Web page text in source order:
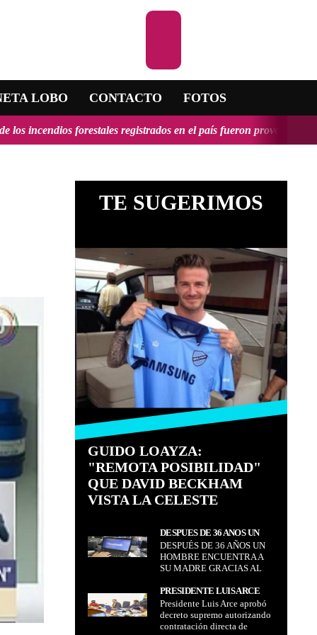
LOBO CONTACTO FOTOS
registrados en el país fueron provocados y tendrían, en
TE SUGERIMOS
GUIDO LOAYZA:
"REMOTA POSIBILIDAD"
QUE DAVID BECKHAM
VISTA LA CELESTE
DESPUÉS DE 36 AÑOS UN
HOMBRE ENCUENTRA A SU
MADRE GRACIAS AL
FACEBOOK
DESPUÉS DE 36 AÑOS UN
HOMBRE ENCUENTRA A
SU MADRE GRACIAS AL
PRESIDENTE LUIS ARCE
APROBÓ DECRETO
SUPREMO AUTORIZANDO
CONTRATACIÓN DIRECTA
Presidente Luis Arce aprobó
decreto supremo autorizando
contratación directa de